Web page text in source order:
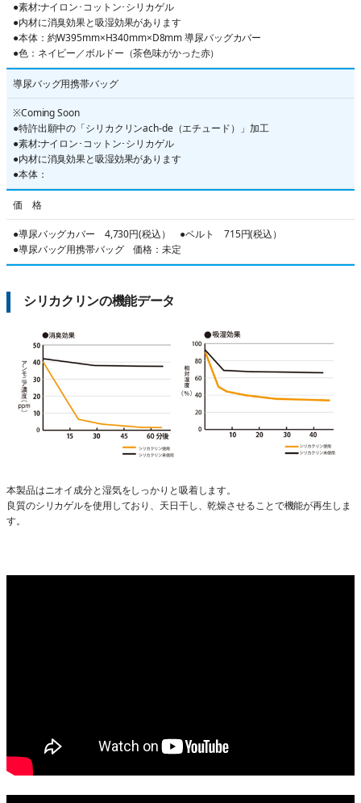
●素材:ナイロン･コットン･シリカゲル
●内材に消臭効果と吸湿効果があります
●本体：約W395mm×H340mm×D8mm 導尿バッグカバー
●色：ネイビー／ボルドー（茶色味がかった赤）
導尿バッグ用携帯バッグ
※Coming Soon
●特許出願中の「シリカクリンach-de（エチュード）」加工
●素材:ナイロン･コットン･シリカゲル
●内材に消臭効果と吸湿効果があります
●本体：
価 格
●導尿バッグカバー 4,730円(税込） ●ベルト 715円(税込）
●導尿バッグ用携帯バッグ 価格：未定
シリカクリンの機能データ
本製品はニオイ成分と湿気をしっかりと吸着します。
良質のシリカゲルを使用しており、天日干し、乾燥させることで機能が再生しま
す。